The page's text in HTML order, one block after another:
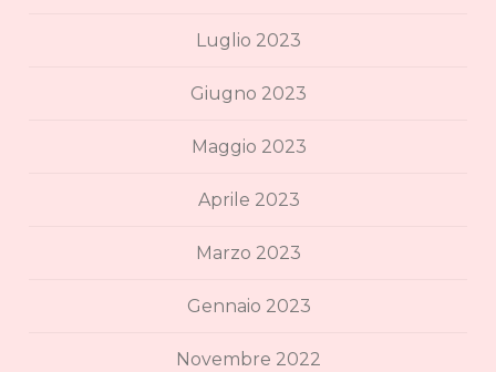
Luglio 2023
Giugno 2023
Maggio 2023
Aprile 2023
Marzo 2023
Gennaio 2023
Novembre 2022